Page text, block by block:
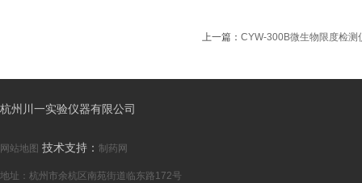
上一篇： CYW-300B微生物限度检测
杭州川一实验仪器有限公司
网站地图 技术支持： 制药网
地址：杭州市余杭区南苑街道临东路172号